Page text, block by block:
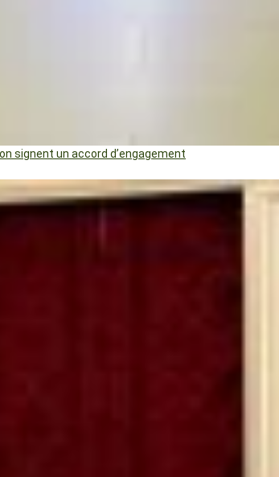
signent un accord d’engagement